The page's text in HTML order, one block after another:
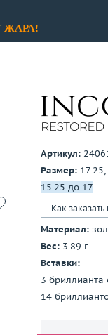
ЖАРА!
Артикул:
Размер: 17.25,
15.25 до 17
Как
Материал:
Вес: 3.89 г
Вставки:
3 бриллианта
14